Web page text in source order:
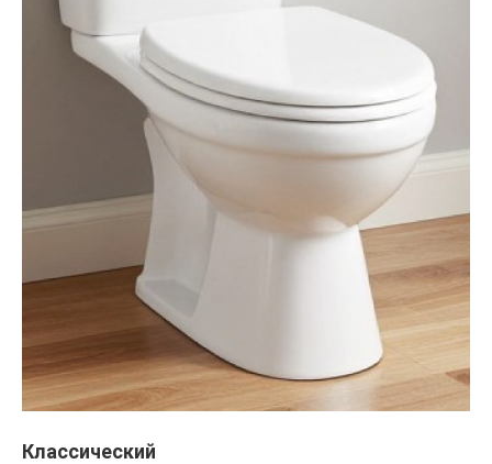
Классический